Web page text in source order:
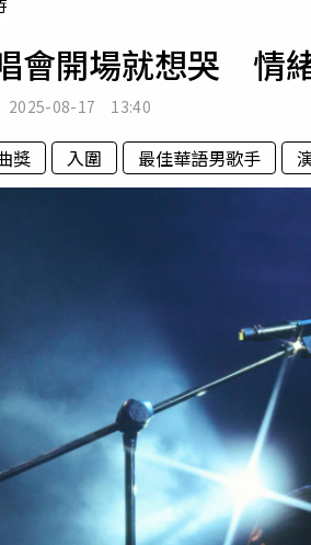
專欄
房產新勢力
會開場就想哭 情
2025-08-17 13:40
獎 入圍 最佳華語男歌手